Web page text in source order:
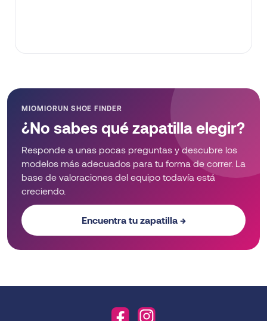
MIOMIORUN SHOE FINDER
¿No sabes qué zapatilla elegir?
Responde a unas pocas preguntas y descubre los
modelos más adecuados para tu forma de correr. La
base de valoraciones del equipo todavía está
creciendo.
Encuentra tu zapatilla →